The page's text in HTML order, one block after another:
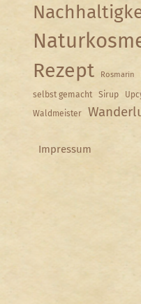
Rezept Rosmarin
selbst gemacht Sirup
Waldmeister
Impressum